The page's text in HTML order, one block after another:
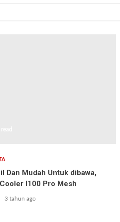
Dan Mudah Untuk dibawa,
I100 Pro Mesh
3 tahun ago